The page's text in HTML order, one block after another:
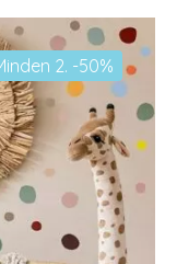
2. -50%